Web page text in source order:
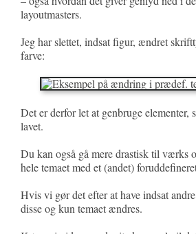
layoutmasters.
Jeg har slettet, indsat figur, ændret
farve:
Det er derfor let at genbruge elementer,
lavet.
Du kan også gå mere drastisk til værks
hele temaet med et (andet)
Hvis vi gør det efter at have indsat
disse og kun temaet ændres.